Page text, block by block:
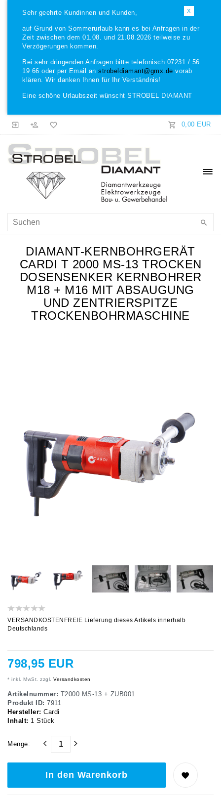
X
Sehr geehrte Kundinnen und Kunden,
auf Grund von Sommerurlaub kann es bei Anfragen in der
Zeit zwischen dem 01.08. und 21.08.2026 teilweise zu
Verzögerungen kommen.
Bei sehr dringenden Anfragen bitte telefonisch 07231 / 56
19 66 oder per Email an strobeldiamant@gmx.de vorab
klären. Wir danken Ihnen für Ihr Verständnis!
Eine schöne Urlaubszeit wünscht STROBEL DIAMANT
0,00 EUR
DIAMANT-KERNBOHRGERÄT
CARDI T 2000 MS-13 TROCKEN
DOSENSENKER KERNBOHRER
M18 + M16 MIT ABSAUGUNG
UND ZENTRIERSPITZE
TROCKENBOHRMASCHINE
VERSANDKOSTENFREIE Lieferung dieses Artikels innerhalb
Deutschlands
798,95 EUR
* inkl. MwSt. zzgl. Versandkosten
Artikelnummer: T2000 MS-13 + ZUB001
Produkt ID: 7911
Hersteller: Cardi
Inhalt: 1 Stück
Menge:
In den Warenkorb